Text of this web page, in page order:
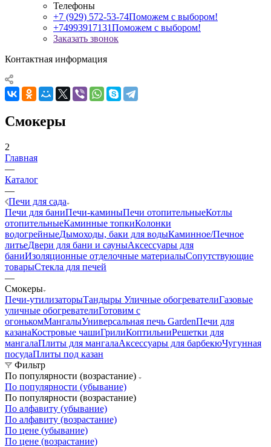
Телефоны
+7 (929) 572-53-74Поможем с выбором!
+74993917131Поможем с выбором!
Заказать звонок
Контактная информация
Смокеры
2
Главная
—
Каталог
—
Печи для сада
Печи для баниПечи-каминыПечи отопительныеКотлы
отопительныеКаминные топкиКолонки
водогрейныеДымоходы, баки для водыКаминное/Печное
литьеДвери для бани и сауныАксессуары для
баниИзоляционные отделочные материалыСопутствующие
товарыСтекла для печей
—
Смокеры
Печи-утилизаторыТандыры Уличные обогревателиГазовые
уличные обогревателиГотовим с
огонькомМангалыУниверсальная печь GardenПечи для
казанаКостровые чашиГрилиКоптильниРешетки для
мангалаПлиты для мангалаАксессуары для барбекюЧугунная
посудаПлиты под казан
Фильтр
По популярности (возрастание)
По популярности (убывание)
По популярности (возрастание)
По алфавиту (убывание)
По алфавиту (возрастание)
По цене (убывание)
По цене (возрастание)